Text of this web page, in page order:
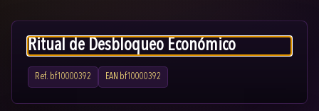
Ritual de Desbloqueo Económico
Ref. bf10000392 EAN bf10000392